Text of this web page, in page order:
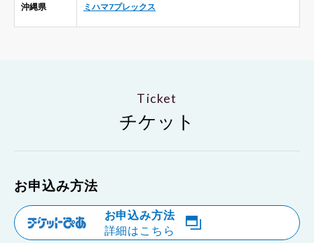
沖縄県 ミハマ7プレックス
Ticket
チケット
お申込み方法
お申込み方法
詳細はこちら